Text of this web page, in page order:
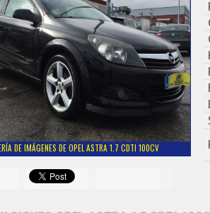
DE IMÁGENES DE OPEL ASTRA 1.7 CDTI 100CV